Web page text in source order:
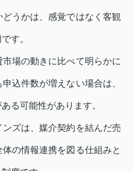
うかは、感覚ではなく客観
す。
場の動きに比べて明らかに
込件数が増えない場合は、
る可能性があります。
ズは、媒介契約を結んだ売
の情報連携を図る仕組みと